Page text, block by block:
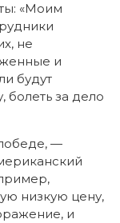
«Моим
не
и
будут
болеть за дело
—
низкую цену,
и